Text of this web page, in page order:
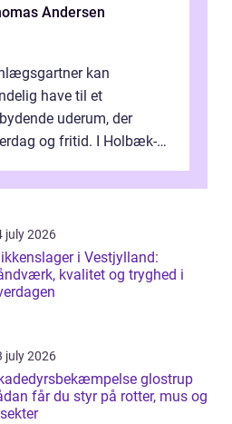
Andersen
kan
have til et
uderum, der
og fritid. I Holbæk-
july 2026
i Vestjylland:
kvalitet og tryghed i
july 2026
glostrup
får du styr på rotter, mus og